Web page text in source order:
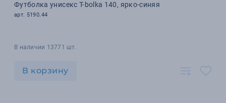
Футболка унисекс T-bolka 140, ярко-синяя
арт. 5190.44
В наличии 13771 шт.
В корзину